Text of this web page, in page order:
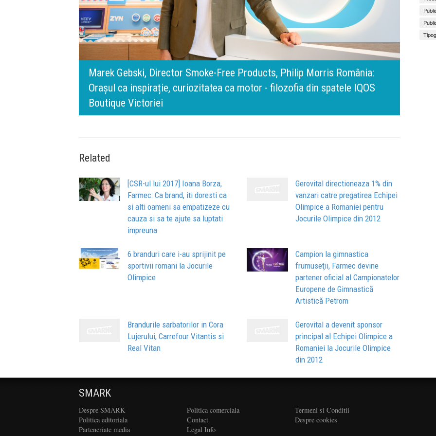
140 de ani de Mercedes-Benz. Ramona Pîrlog: Cel mai important „test al
timpului” este să inovăm constant, dar cu aceeași responsabilitate față
de oameni, siguranță și calitate
Related
[CSR-ul lui 2017] Ioana Borza,
Farmec: Ca brand, iti doresti ca
si alti oameni sa empatizeze cu
cauza si sa te ajute sa luptati
impreuna
Gerovital directioneaza 1% din
vanzari catre pregatirea Echipei
Olimpice a Romaniei pentru
Jocurile Olimpice din 2012
6 branduri care i-au sprijinit pe
sportivii romani la Jocurile
Olimpice
Campion la gimnastica
frumuseţii, Farmec devine
partener oficial al Campionatelor
Europene de Gimnastică
Artistică Petrom
Brandurile sarbatorilor in Cora
Lujerului, Carrefour Vitantis si
Real Vitan
Gerovital a devenit sponsor
principal al Echipei Olimpice a
Romaniei la Jocurile Olimpice
din 2012
SMARK
Despre SMARK
Politica editoriala
Parteneriate media
Politica comerciala
Contact
Legal Info
Termeni si Conditii
Despre cookies